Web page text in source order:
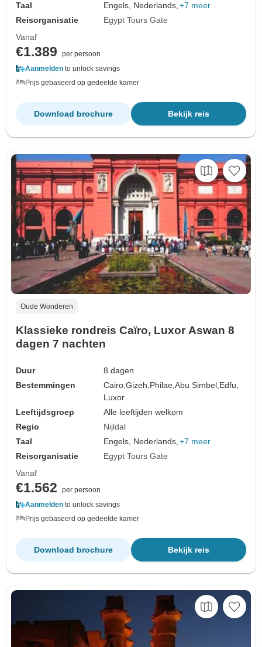
Taal
Engels, Nederlands, +7 meer
Reisorganisatie
Egypt Tours Gate
Vanaf
€1.389
per persoon
Aanmelden to unlock savings
Prijs gebaseerd op gedeelde kamer
Bekijk reis
Download brochure
Oude Wonderen
Klassieke rondreis Caïro, Luxor Aswan 8
dagen 7 nachten
Duur
8 dagen
Bestemmingen
Cairo,Gizeh,Philae,Abu Simbel,Edfu,
Luxor
Leeftijdsgroep
Alle leeftijden welkom
Regio
Nijldal
Taal
Engels, Nederlands, +7 meer
Reisorganisatie
Egypt Tours Gate
Vanaf
€1.562
per persoon
Aanmelden to unlock savings
Prijs gebaseerd op gedeelde kamer
Bekijk reis
Download brochure